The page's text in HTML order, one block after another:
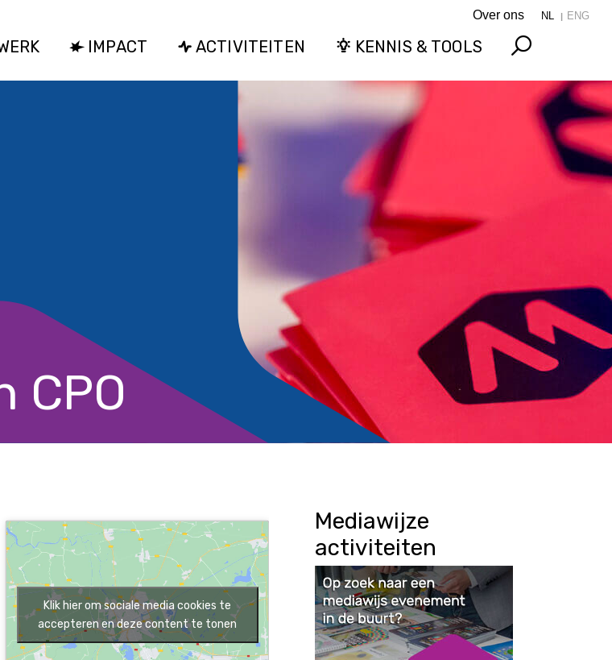
Over ons NL ENG
IMPACT ACTIVITEITEN KENNIS & TOOLS
CPO
Klik hier om sociale media cookies te
accepteren en deze content te tonen
Mediawijze
activiteiten